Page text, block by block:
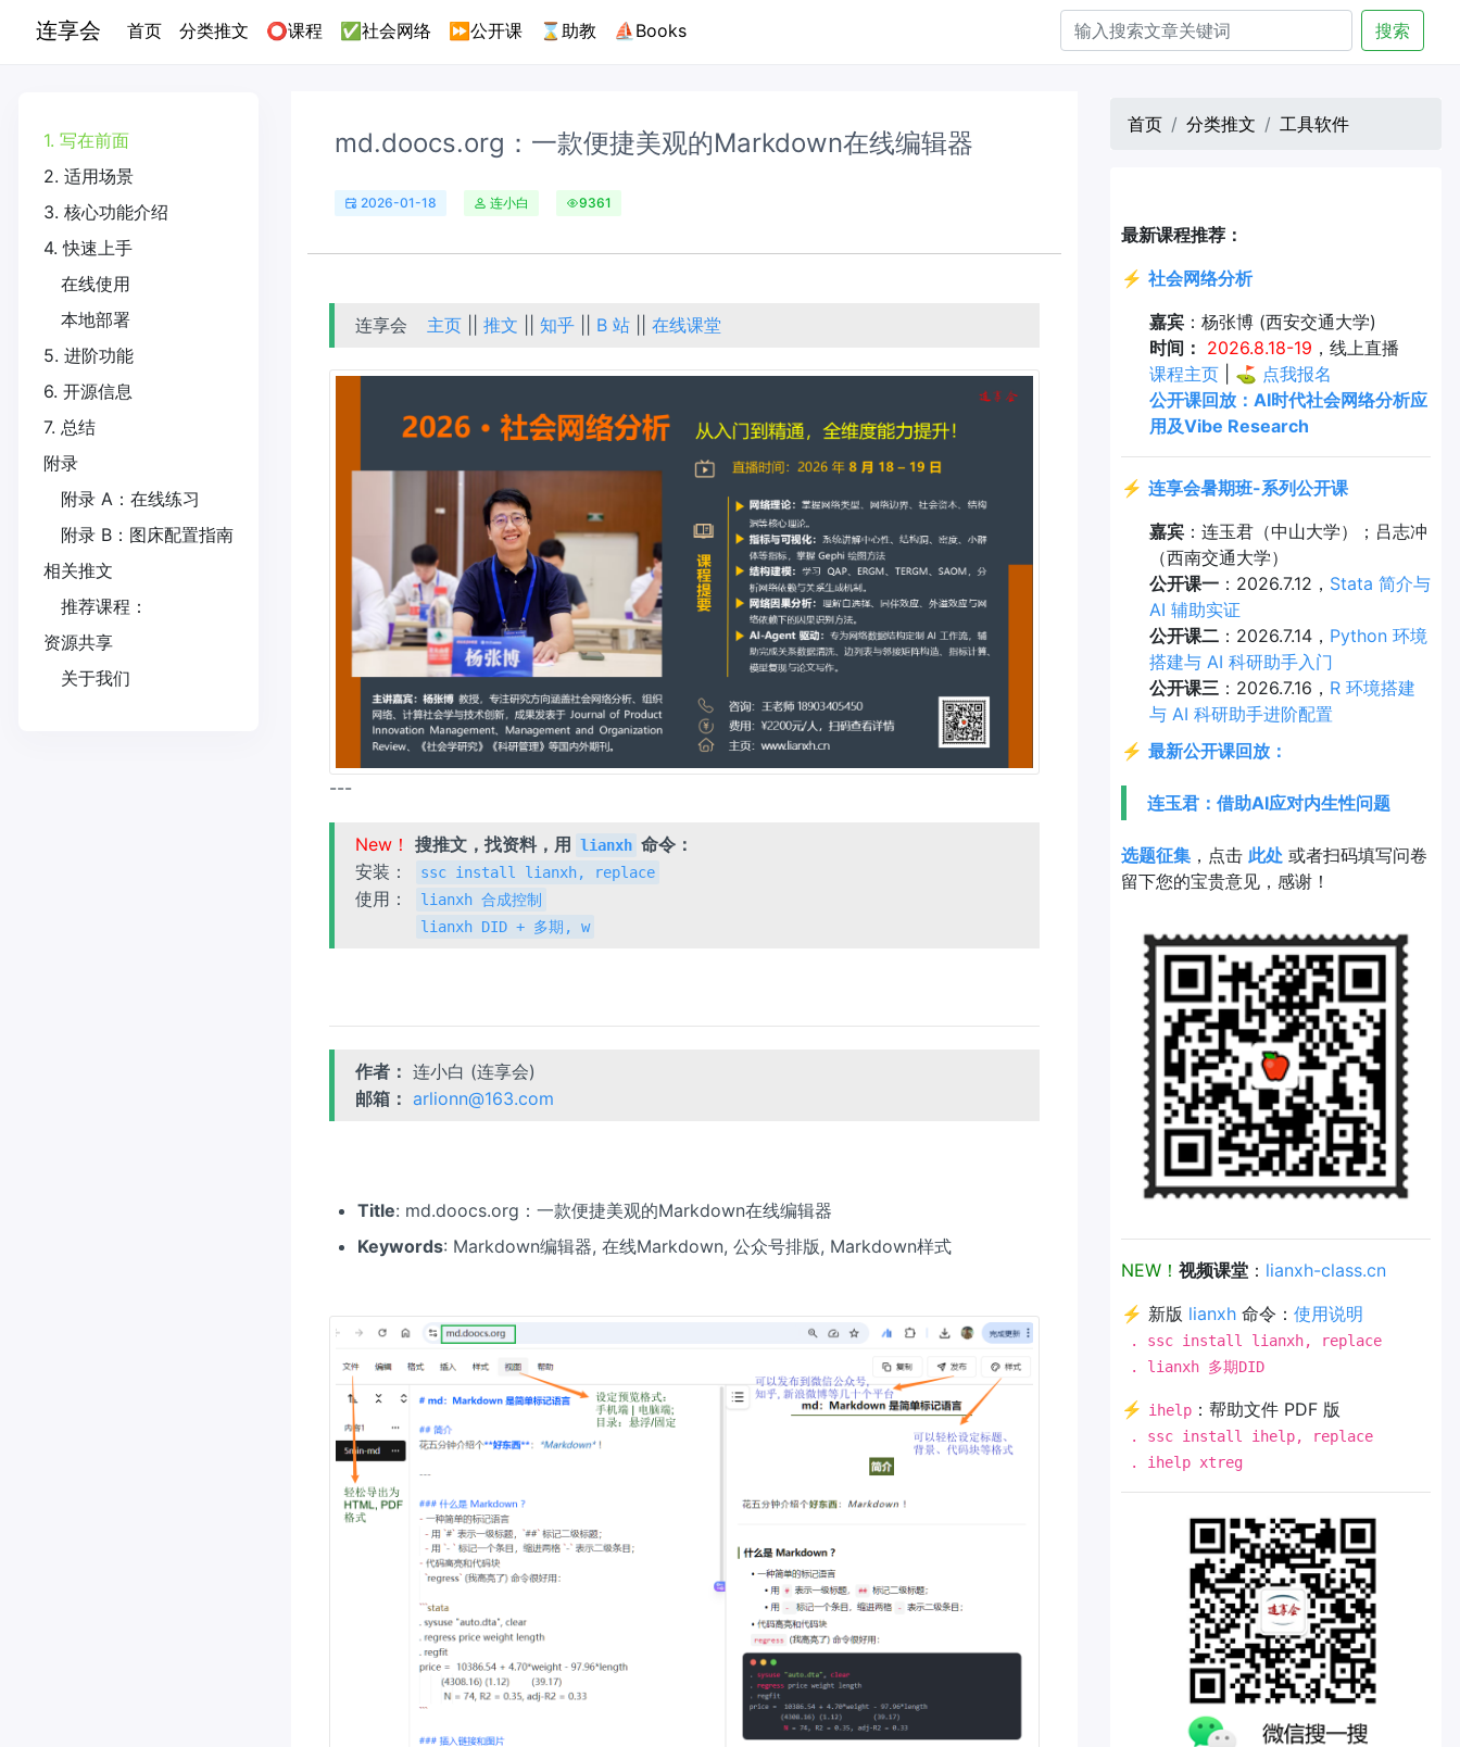
连享会 首页(current)
分类推文 ⭕课程 ✅社会网络 ⏩公开课 ⌛助教 ⛵Books 搜索
1. 写在前面
2. 适用场景
3. 核心功能介绍
4. 快速上手
在线使用
本地部署
5. 进阶功能
6. 开源信息
7. 总结
附录
附录 A：在线练习
附录 B：图床配置指南
相关推文
推荐课程：
资源共享
关于我们
md.doocs.org：一款便捷美观的Markdown在线编辑器
2026-01-18 连小白 9361
连享会 主页 ||推文 ||知乎 B 站 ||在线课堂
---
New！ 搜推文，找资料，用 lianxh 命令：
安装：
ssc install lianxh, replace
使用：
lianxh 合成控制
lianxh DID + 多期, w
作者： 连小白 (连享会)
邮箱： arlionn@163.com
Title: md.doocs.org：一款便捷美观的Markdown在线编辑器
Keywords: Markdown编辑器, 在线Markdown, 公众号排版, Markdown样式
首页 分类推文 工具软件
最新课程推荐：
⚡ 社会网络分析
嘉宾：杨张博 (西安交通大学)
时间： 2026.8.18-19 ，线上直播
课程主页| ⛳ 点我报名
公开课回放：AI时代社会网络分析应
用及Vibe Research
⚡ 连享会暑期班-系列公开课
嘉宾：连玉君（中山大学）；吕志冲
（西南交通大学）
公开课一：2026.7.12， Stata 简介与
AI 辅助实证
公开课二：2026.7.14， Python 环境
搭建与 AI 科研助手入门
公开课三：2026.7.16， R 环境搭建
与 AI 科研助手进阶配置
⚡ 最新公开课回放：
连玉君：借助AI应对内生性问题
选题征集 ，点击 此处 或者扫码填写问卷
留下您的宝贵意见，感谢！
NEW！ 视频课堂 ： lianxh-class.cn
⚡ 新版 lianxh 命令： 使用说明
. ssc install lianxh, replace
. lianxh 多期DID
⚡ ihelp ：帮助文件 PDF 版
. ssc install ihelp, replace
. ihelp xtreg